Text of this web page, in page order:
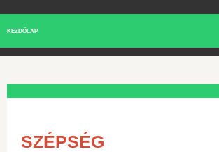
KEZDŐLAP
SZÉPSÉG